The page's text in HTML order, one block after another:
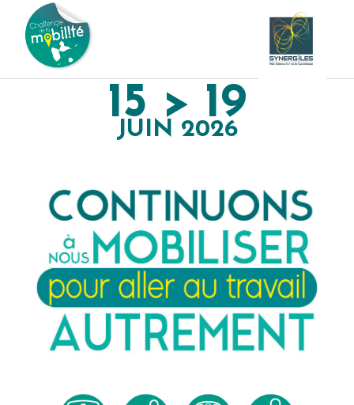
15 > 19
JUIN 2026